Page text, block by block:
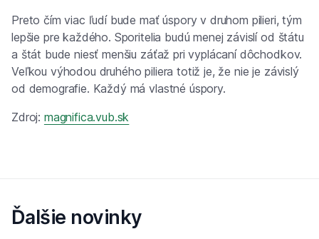
Preto čím viac ľudí bude mať úspory v druhom pilieri, tým
lepšie pre každého. Sporitelia budú menej závislí od štátu
a štát bude niesť menšiu záťaž pri vyplácaní dôchodkov.
Veľkou výhodou druhého piliera totiž je, že nie je závislý
od demografie. Každý má vlastné úspory.
Zdroj: magnifica.vub.sk
Ďalšie novinky